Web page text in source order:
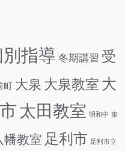
指導 冬期講習 受
町 大泉 大泉教室 大
太田教室 明和中 東
幡教室 足利市 足利市立